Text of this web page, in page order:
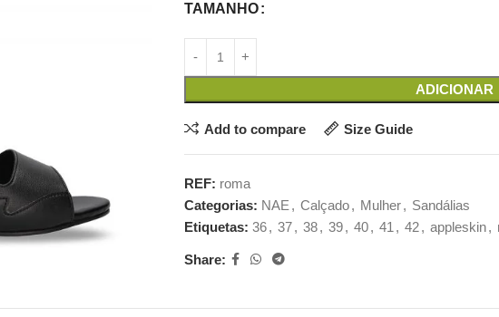
TAMANHO
ADICIONAR
Add to compare Size Guide
REF: roma
Categorias: NAE , Calçado, Mulher, Sandálias
Etiquetas: 36, 37, 38, 39, 40, 41 , 42, appleskin,
Share: